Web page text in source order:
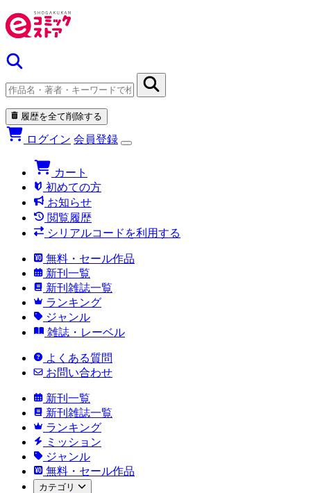
履歴を全て削除する
ログイン 会員登録
カート
初めての方
お知らせ
閲覧履歴
シリアルコードを利用する
無料・セール作品
新刊一覧
新刊雑誌一覧
ランキング
ジャンル
雑誌・レーベル
よくある質問
お問い合わせ
新刊一覧
新刊雑誌一覧
ランキング
ミッション
ジャンル
無料・セール作品
カテゴリ